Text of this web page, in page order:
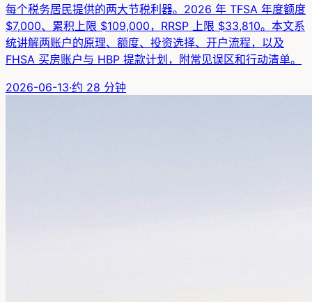
每个税务居民提供的两大节税利器。2026 年 TFSA 年度额度
$7,000、累积上限 $109,000，RRSP 上限 $33,810。本文系
统讲解两账户的原理、额度、投资选择、开户流程，以及
FHSA 买房账户与 HBP 提款计划，附常见误区和行动清单。
2026-06-13·约 28 分钟